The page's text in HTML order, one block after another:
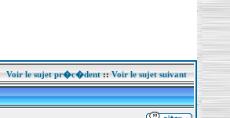
Voir le sujet pr�c�dent::Voir le sujet suivant